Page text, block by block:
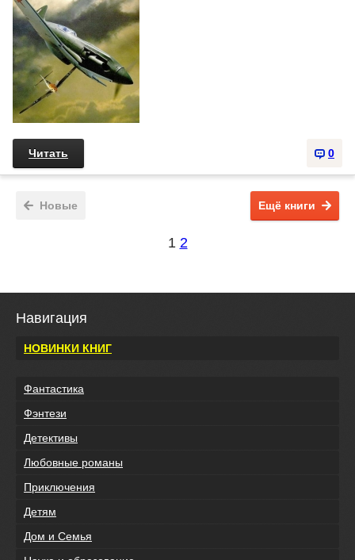
0
Читать
Новые Ещё книги
1 2
Навигация
НОВИНКИ КНИГ
Фантастика
Фэнтези
Детективы
Любовные романы
Приключения
Детям
Дом и Семья